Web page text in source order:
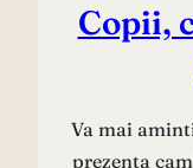
Copii,
Va mai
prezenta